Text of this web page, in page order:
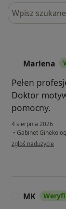
Szukaj w
Marlena
Pełen
Doktor
pomocny.
4 sierpnia 2026
• Gabinet
w opinii użytkownika
zgłoś nadużycie
MK